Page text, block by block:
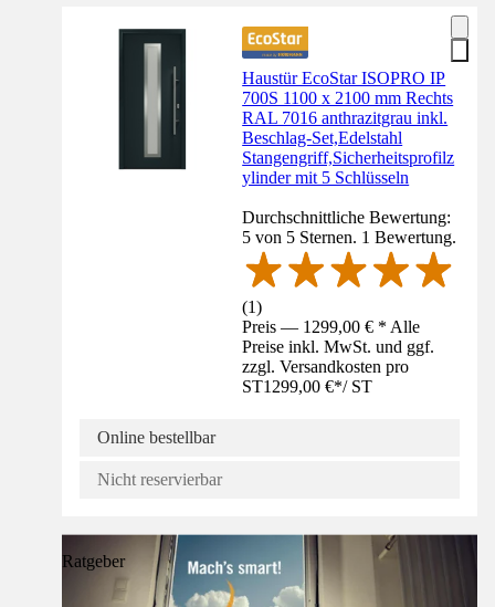
Haustür EcoStar ISOPRO IP
700S 1100 x 2100 mm Rechts
RAL 7016 anthrazitgrau inkl.
Beschlag-Set,Edelstahl
Stangengriff,Sicherheitsprofilz
ylinder mit 5 Schlüsseln
Durchschnittliche Bewertung:
5 von 5 Sternen. 1 Bewertung.
(1)
Preis — 1299,00 € * Alle
Preise inkl. MwSt. und ggf.
zzgl. Versandkosten pro
ST1299,00 €*/ ST
Online bestellbar
Nicht reservierbar
Ratgeber